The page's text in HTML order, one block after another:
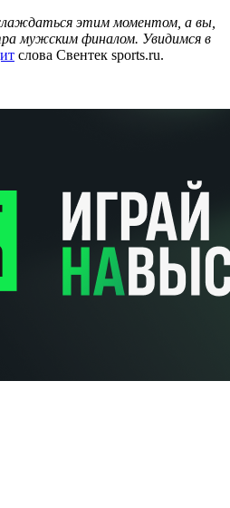
этим моментом, а вы,
мужским финалом. Увидимся в
слова Свентек sports.ru.